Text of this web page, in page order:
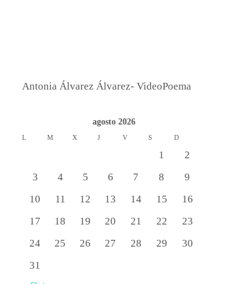
Antonia Álvarez Álvarez- VideoPoema
agosto 2026
L M X J V S D
1
2
3
4 5 6 7 8
9
10
11 12 13 14 15
16
17
18 19 20 21 22
23
24
25 26 27 28 29
30
31